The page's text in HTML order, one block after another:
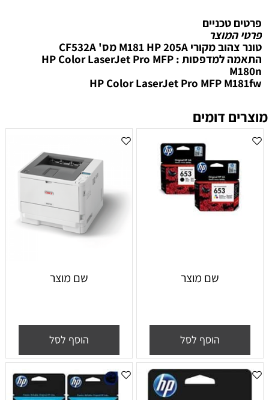
פרטים טכניים
פרטי המוצר
טונר צהוב מקורי M181 HP 205A מס' CF532A
התאמה למדפסות : HP Color LaserJet Pro MFP
M180n
HP Color LaserJet Pro MFP M181fw
מוצרים דומים
שם מוצר
הוסף לסל
שם מוצר
הוסף לסל